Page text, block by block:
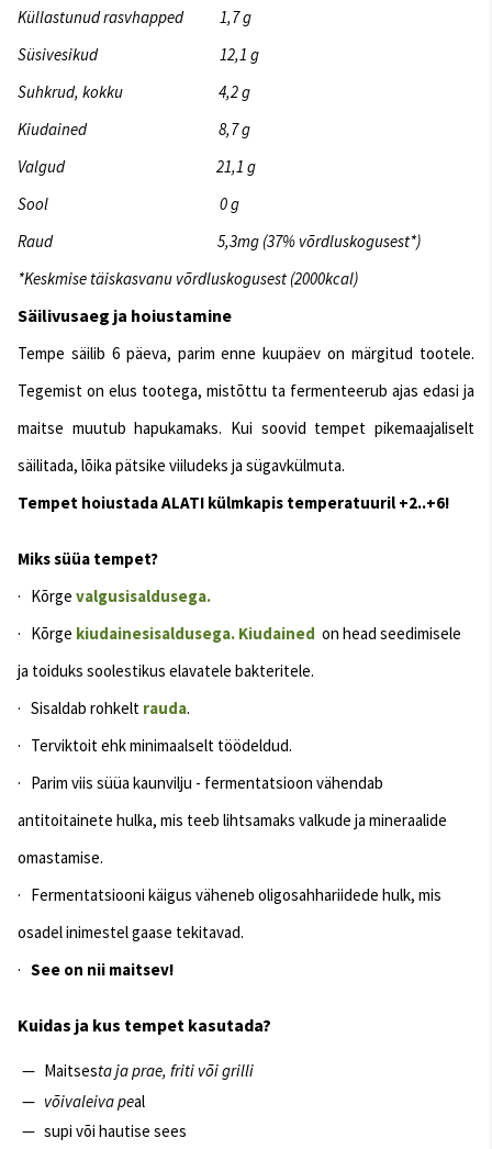
Küllastunud rasvhapped 1,7 g
Süsivesikud 12,1 g
Suhkrud, kokku 4,2 g
Kiudained
8,7 g
Valgud 21,1 g
Sool 0 g
Raud 5,3mg (37% võrdluskogusest*)
*Keskmise täiskasvanu võrdluskogusest (2000kcal)
Säilivusaeg ja hoiustamine
Tempe säilib 6 päeva, parim enne kuupäev on märgitud tootele.
Tegemist on elus tootega, mistõttu ta fermenteerub ajas edasi ja
maitse muutub hapukamaks. Kui soovid tempet pikemaajaliselt
säilitada, lõika pätsike viiludeks ja sügavkülmuta.
Tempet hoiustada ALATI külmkapis temperatuuril +2..+6!
Miks süüa tempet?
· Kõrge valgusisaldusega.
· Kõrge kiudainesisaldusega. Kiudained on head seedimisele
ja toiduks soolestikus elavatele bakteritele.
· Sisaldab rohkelt rauda.
· Terviktoit ehk minimaalselt töödeldud.
· Parim viis süüa kaunvilju - fermentatsioon vähendab
antitoitainete hulka, mis teeb lihtsamaks valkude ja mineraalide
omastamise.
· Fermentatsiooni käigus väheneb oligosahhariidede hulk, mis
osadel inimestel gaase tekitavad.
· See on nii maitsev!
Kuidas ja kus tempet kasutada?
Maitsesta ja prae, friti või grilli
võivaleiva peal
supi või hautise sees